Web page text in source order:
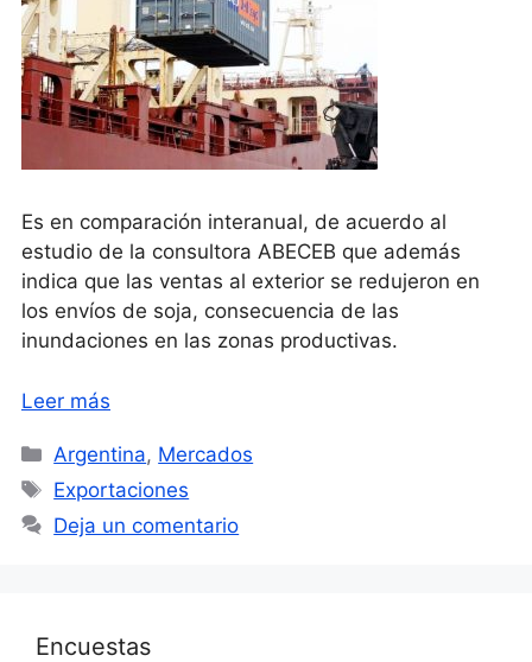
Es en comparación interanual, de acuerdo al
estudio de la consultora ABECEB que además
indica que las ventas al exterior se redujeron en
los envíos de soja, consecuencia de las
inundaciones en las zonas productivas.
Leer más
Categorías
Argentina, Mercados
Etiquetas
Exportaciones
Deja un comentario
Encuestas